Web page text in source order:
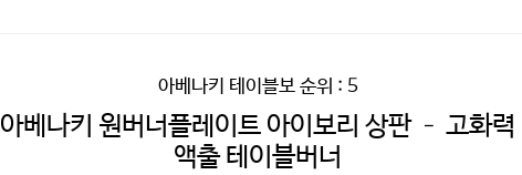
아베나키 테이블보순위 : 5
아베나키 원버너플레이트 아이보리 상판 – 고화력
액출 테이블버너